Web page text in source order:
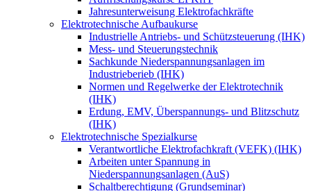
Jahresunterweisung Elektrofachkräfte
Elektrotechnische Aufbaukurse
Industrielle Antriebs- und Schützsteuerung (IHK)
Mess- und Steuerungstechnik
Sachkunde Niederspannungsanlagen im
Industrieberieb (IHK)
Normen und Regelwerke der Elektrotechnik
(IHK)
Erdung, EMV, Überspannungs- und Blitzschutz
(IHK)
Elektrotechnische Spezialkurse
Verantwortliche Elektrofachkraft (VEFK) (IHK)
Arbeiten unter Spannung in
Niederspannungsanlagen (AuS)
Schaltberechtigung (Grundseminar)